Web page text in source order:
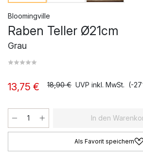
Bloomingville
Raben Teller Ø21cm
Grau
13,75 € 18,90 € UVP inkl. MwSt. (-
In den
Als Favorit speichern